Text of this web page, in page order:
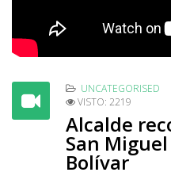
UNCATEGORISED
VISTO: 2219
Alcalde
San
Bolívar